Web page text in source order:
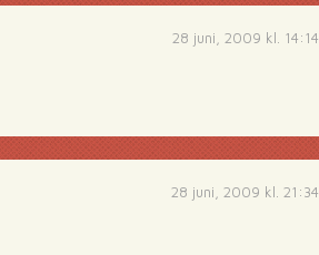
28 juni, 2009 kl. 14:14
28 juni, 2009 kl. 21:34